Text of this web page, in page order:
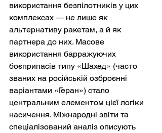
використання безпілотників у цих
комплексах — не лише як
альтернативу ракетам, а й як
партнера до них. Масове
використання барражуючих
боєприпасів типу «Шахед» (часто
званих на російській озброєнні
варіантами «Геран») стало
центральним елементом цієї логіки
насичення. Міжнародні звіти та
спеціалізований аналіз описують